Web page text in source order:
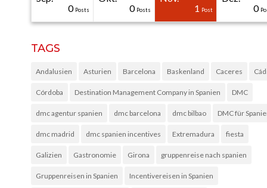
0 Posts
0 Posts
1
Post
0
TAGS
Andalusien Asturien Barcelona Baskenland Caceres
Córdoba Destination Management Company in Spanien DMC
dmc agentur spanien dmc barcelona dmc bilbao DMC für
dmc madrid dmc spanien incentives Extremadura fiesta
Galizien Gastronomie Girona gruppenreise nach spanien
Gruppenreisen in Spanien Incentivereisen in Spanien